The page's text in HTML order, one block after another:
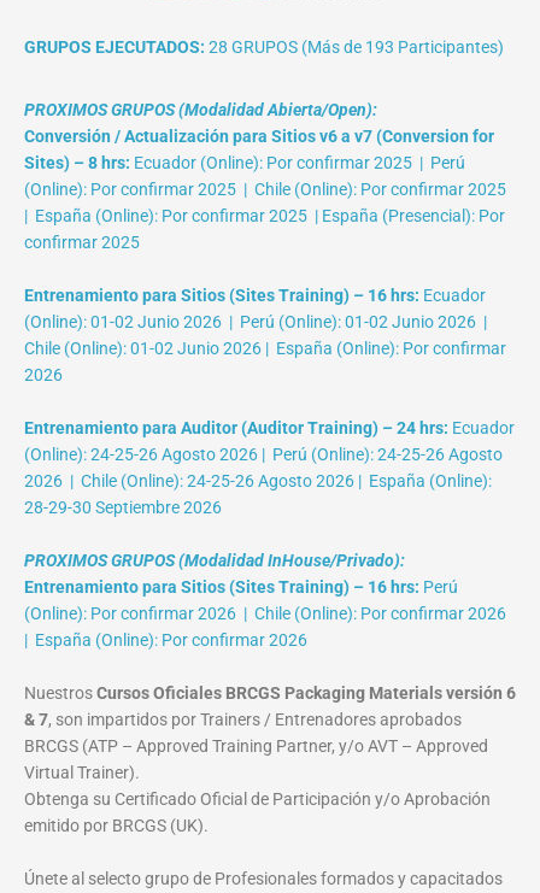
GRUPOS EJECUTADOS: 28 GRUPOS (Más de 193 Participantes)
PROXIMOS GRUPOS (Modalidad Abierta/Open):
Conversión / Actualización para Sitios v6 a v7 (Conversion for
Sites) – 8 hrs: Ecuador (Online): Por confirmar 2025 | Perú
(Online): Por confirmar 2025 | Chile (Online): Por confirmar 2025
| España (Online): Por confirmar 2025 | España (Presencial): Por
confirmar 2025
Entrenamiento para Sitios (Sites Training) – 16 hrs: Ecuador
(Online): 01-02 Junio 2026 | Perú (Online): 01-02 Junio 2026 |
Chile (Online): 01-02 Junio 2026 | España (Online): Por confirmar
2026
Entrenamiento para Auditor (Auditor Training) – 24 hrs: Ecuador
(Online): 24-25-26 Agosto 2026 | Perú (Online): 24-25-26 Agosto
2026 | Chile (Online): 24-25-26 Agosto 2026 | España (Online):
28-29-30 Septiembre 2026
PROXIMOS GRUPOS (Modalidad InHouse/Privado):
Entrenamiento para Sitios (Sites Training) – 16 hrs: Perú
(Online): Por confirmar 2026 | Chile (Online): Por confirmar 2026
| España (Online): Por confirmar 2026
NuestrosCursos Oficiales BRCGS Packaging Materials versión 6
& 7, son impartidos por Trainers / Entrenadores aprobados
BRCGS (ATP – Approved Training Partner, y/o AVT – Approved
Virtual Trainer).
Obtenga su Certificado Oficial de Participación y/o Aprobación
emitido por BRCGS (UK).
Únete al selecto grupo de Profesionales formados y capacitados